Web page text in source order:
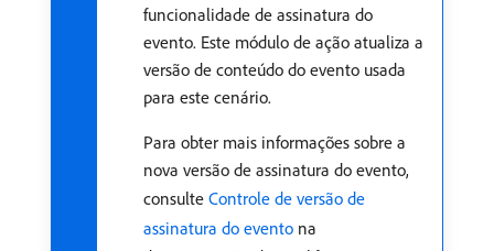
funcionalidade de assinatura do
evento. Este módulo de ação atualiza a
versão de conteúdo do evento usada
para este cenário.
Para obter mais informações sobre a
nova versão de assinatura do evento,
consulte Controle de versão de
assinatura do evento na